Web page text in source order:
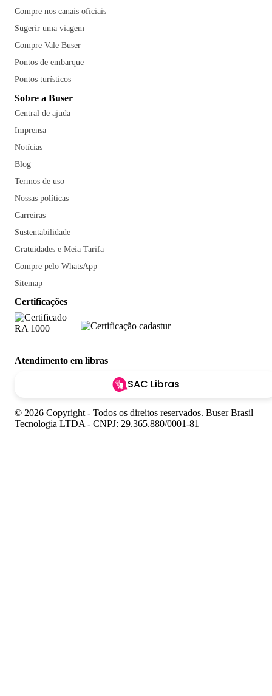
Compre nos canais oficiais
Sugerir uma viagem
Compre Vale Buser
Pontos de embarque
Pontos turísticos
Sobre a Buser
Central de ajuda
Imprensa
Notícias
Blog
Termos de uso
Nossas políticas
Carreiras
Sustentabilidade
Gratuidades e Meia Tarifa
Compre pelo WhatsApp
Sitemap
Certificações
Atendimento em libras
SAC Libras
© 2026 Copyright - Todos os direitos reservados. Buser Brasil
Tecnologia LTDA - CNPJ: 29.365.880/0001-81